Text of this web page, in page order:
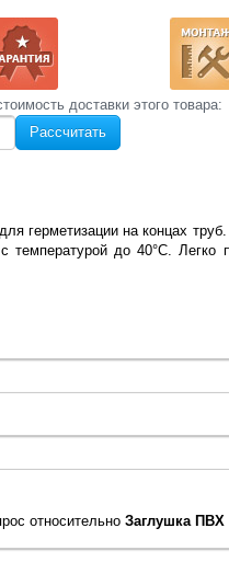
доставки этого товара:
Рассчитать
герметизации на концах
температурой до 40°C.
относительно Заглушка ПВХ